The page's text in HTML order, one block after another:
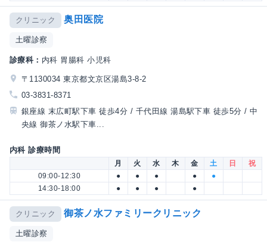
クリニック 奥田医院
土曜診察
診療科： 内科 胃腸科 小児科
〒1130034 東京都文京区湯島3-8-2
03-3831-8371
銀座線 末広町駅下車 徒歩4分 / 千代田線 湯島駅下車 徒歩5分 / 中
央線 御茶ノ水駅下車...
内科 診療時間
月 火 水 木 金 土 日
祝
09:00-12:30
● ● ● ●
●
14:30-18:00
● ● ● ●
クリニック 御茶ノ水ファミリークリニック
土曜診察